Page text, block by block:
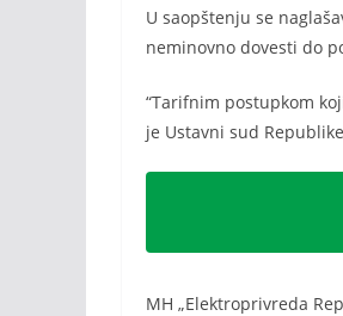
U saopštenju se
neminovno dovesti do
“Tarifnim postupkom
je Ustavni sud
MH „Elektroprivreda